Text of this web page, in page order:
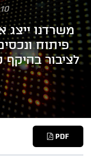
10 בנובמבר 2020
משרדנו
פיתוח
לציבור בהיקף כולל
PDF